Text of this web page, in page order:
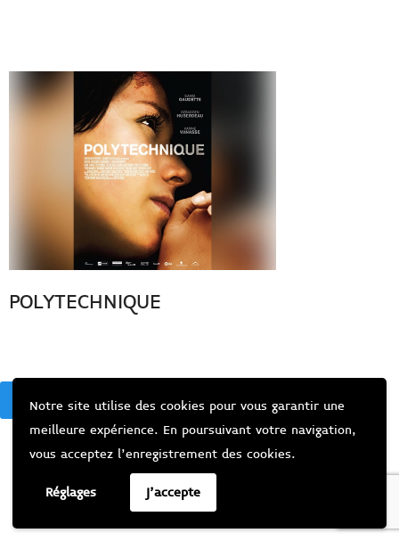
Notre site utilise des cookies pour vous garantir une
meilleure expérience. En poursuivant votre navigation,
vous acceptez l’enregistrement des cookies.
Réglages J'accepte
POLYTECHNIQUE
BACK